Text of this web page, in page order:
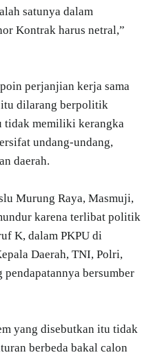
satunya dalam
Kontrak harus netral,”
perjanjian kerja sama
itu dilarang berpolitik
tidak memiliki kerangka
undang-undang,
daerah.
Murung Raya, Masmuji,
karena terlibat politik
K, dalam PKPU di
Daerah, TNI, Polri,
bersumber
yang disebutkan itu tidak
berbeda bakal calon